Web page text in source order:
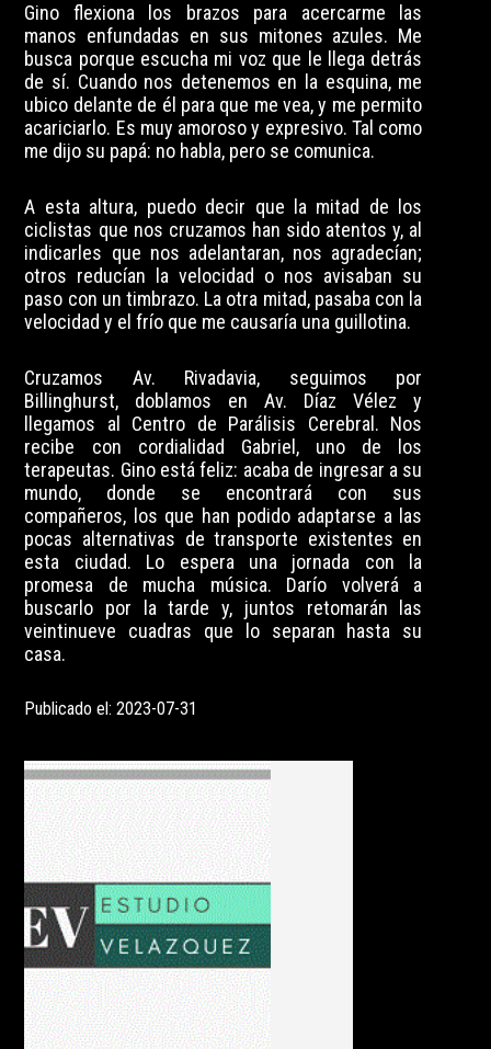
Gino flexiona los brazos para acercarme las
manos enfundadas en sus mitones azules. Me
busca porque escucha mi voz que le llega detrás
de sí. Cuando nos detenemos en la esquina, me
ubico delante de él para que me vea, y me permito
acariciarlo. Es muy amoroso y expresivo. Tal como
me dijo su papá: no habla, pero se comunica.
A esta altura, puedo decir que la mitad de los
ciclistas que nos cruzamos han sido atentos y, al
indicarles que nos adelantaran, nos agradecían;
otros reducían la velocidad o nos avisaban su
paso con un timbrazo. La otra mitad, pasaba con la
velocidad y el frío que me causaría una guillotina.
Cruzamos Av. Rivadavia, seguimos por
Billinghurst, doblamos en Av. Díaz Vélez y
llegamos al Centro de Parálisis Cerebral. Nos
recibe con cordialidad Gabriel, uno de los
terapeutas. Gino está feliz: acaba de ingresar a su
mundo, donde se encontrará con sus
compañeros, los que han podido adaptarse a las
pocas alternativas de transporte existentes en
esta ciudad. Lo espera una jornada con la
promesa de mucha música. Darío volverá a
buscarlo por la tarde y, juntos retomarán las
veintinueve cuadras que lo separan hasta su
casa.
Publicado el: 2023-07-31